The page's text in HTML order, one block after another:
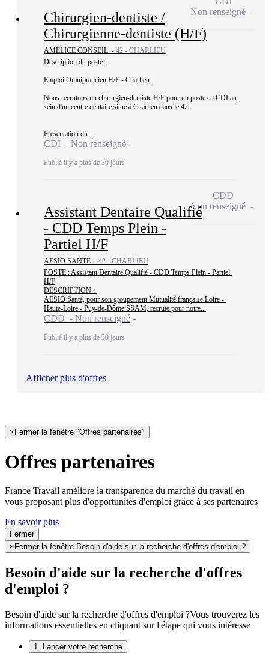
Chirurgien-dentiste /
Chirurgienne-dentiste (H/F)
AMELICE CONSEIL - 42 - CHARLIEU
Description du poste :
Emploi Omnipraticien H/F - Charlieu
Nous recrutons un chirurgien-dentiste H/F pour un poste en CDI au
sein d'un centre dentaire situé à Charlieu dans le 42.
Présentation du...
CDI - Non renseigné
Publié il y a plus de 30 jours
Non renseigné
Assistant Dentaire Qualifié
- CDD Temps Plein -
Partiel H/F
AESIO SANTÉ - 42 - CHARLIEU
POSTE : Assistant Dentaire Qualifié - CDD Temps Plein - Partiel
H/F
DESCRIPTION :
AESIO Santé, pour son groupement Mutualité française Loire -
Haute-Loire - Puy-de-Dôme SSAM, recrute pour notre...
CDD - Non renseigné
Publié il y a plus de 30 jours
CDD
Non renseigné
Afficher plus d'offres
×Fermer la fenêtre "Offres partenaires"
Offres partenaires
France Travail améliore la transparence du marché du travail en
vous proposant plus d'opportunités d'emploi grâce à ses partenaires
En savoir plus
Fermer
× Fermer la fenêtre Besoin d'aide sur la recherche d'offres d'emploi ?
Besoin d'aide sur la recherche d'offres
d'emploi ?
Besoin d'aide sur la recherche d'offres d'emploi ?Vous trouverez les
informations essentielles en cliquant sur l'étape qui vous intéresse
1. Lancer votre recherche